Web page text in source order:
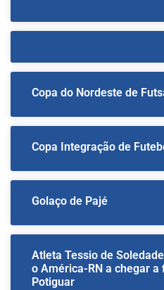
Copa do Nordeste de
Copa Integração de
Golaço de Pajé
Atleta Tessio de
o América-RN a chegar
Potiguar